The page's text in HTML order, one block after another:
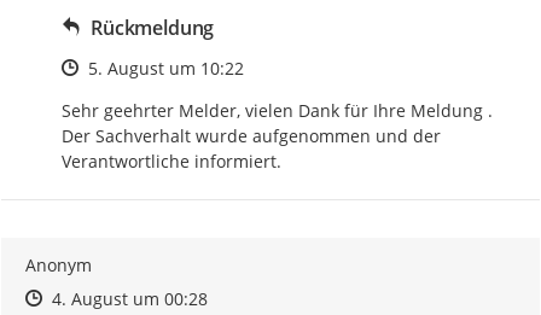
Rückmeldung
Zeitpunkt des Erstellens
5. August um 10:22
Sehr geehrter Melder, vielen Dank für Ihre Meldung .
Der Sachverhalt wurde aufgenommen und der
Verantwortliche informiert.
Anonym
Zeitpunkt des Erstellens
Zeitpunkt des Erstellens
4. August um 00:28Zur Äußerung